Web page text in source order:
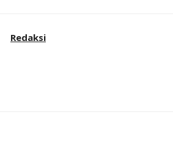
Redaksi